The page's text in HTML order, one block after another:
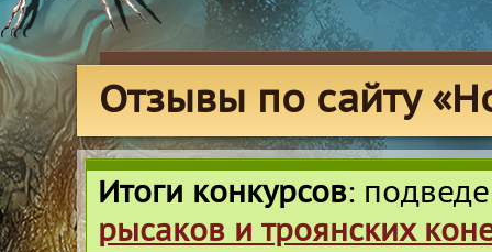
Отзывы по сайту
Итоги конкурсов:
рысаков и троянских